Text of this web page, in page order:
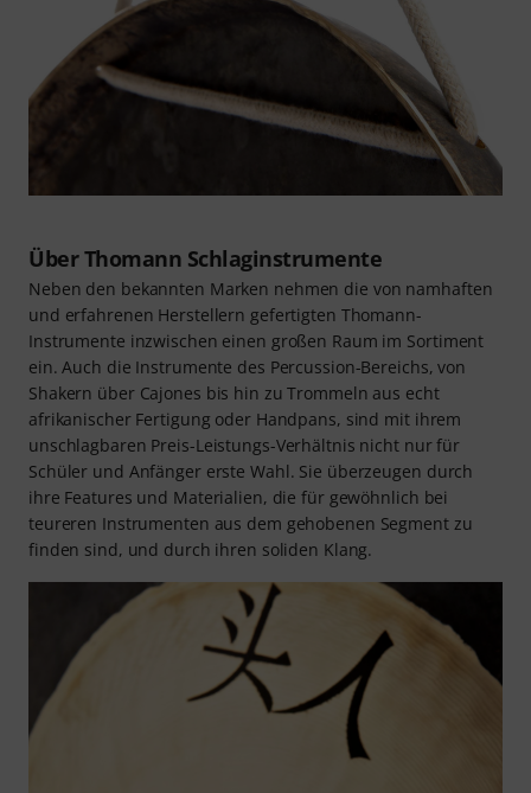
Über Thomann Schlaginstrumente
Neben den bekannten Marken nehmen die von namhaften
und erfahrenen Herstellern gefertigten Thomann-
Instrumente inzwischen einen großen Raum im Sortiment
ein. Auch die Instrumente des Percussion-Bereichs, von
Shakern über Cajones bis hin zu Trommeln aus echt
afrikanischer Fertigung oder Handpans, sind mit ihrem
unschlagbaren Preis-Leistungs-Verhältnis nicht nur für
Schüler und Anfänger erste Wahl. Sie überzeugen durch
ihre Features und Materialien, die für gewöhnlich bei
teureren Instrumenten aus dem gehobenen Segment zu
finden sind, und durch ihren soliden Klang.